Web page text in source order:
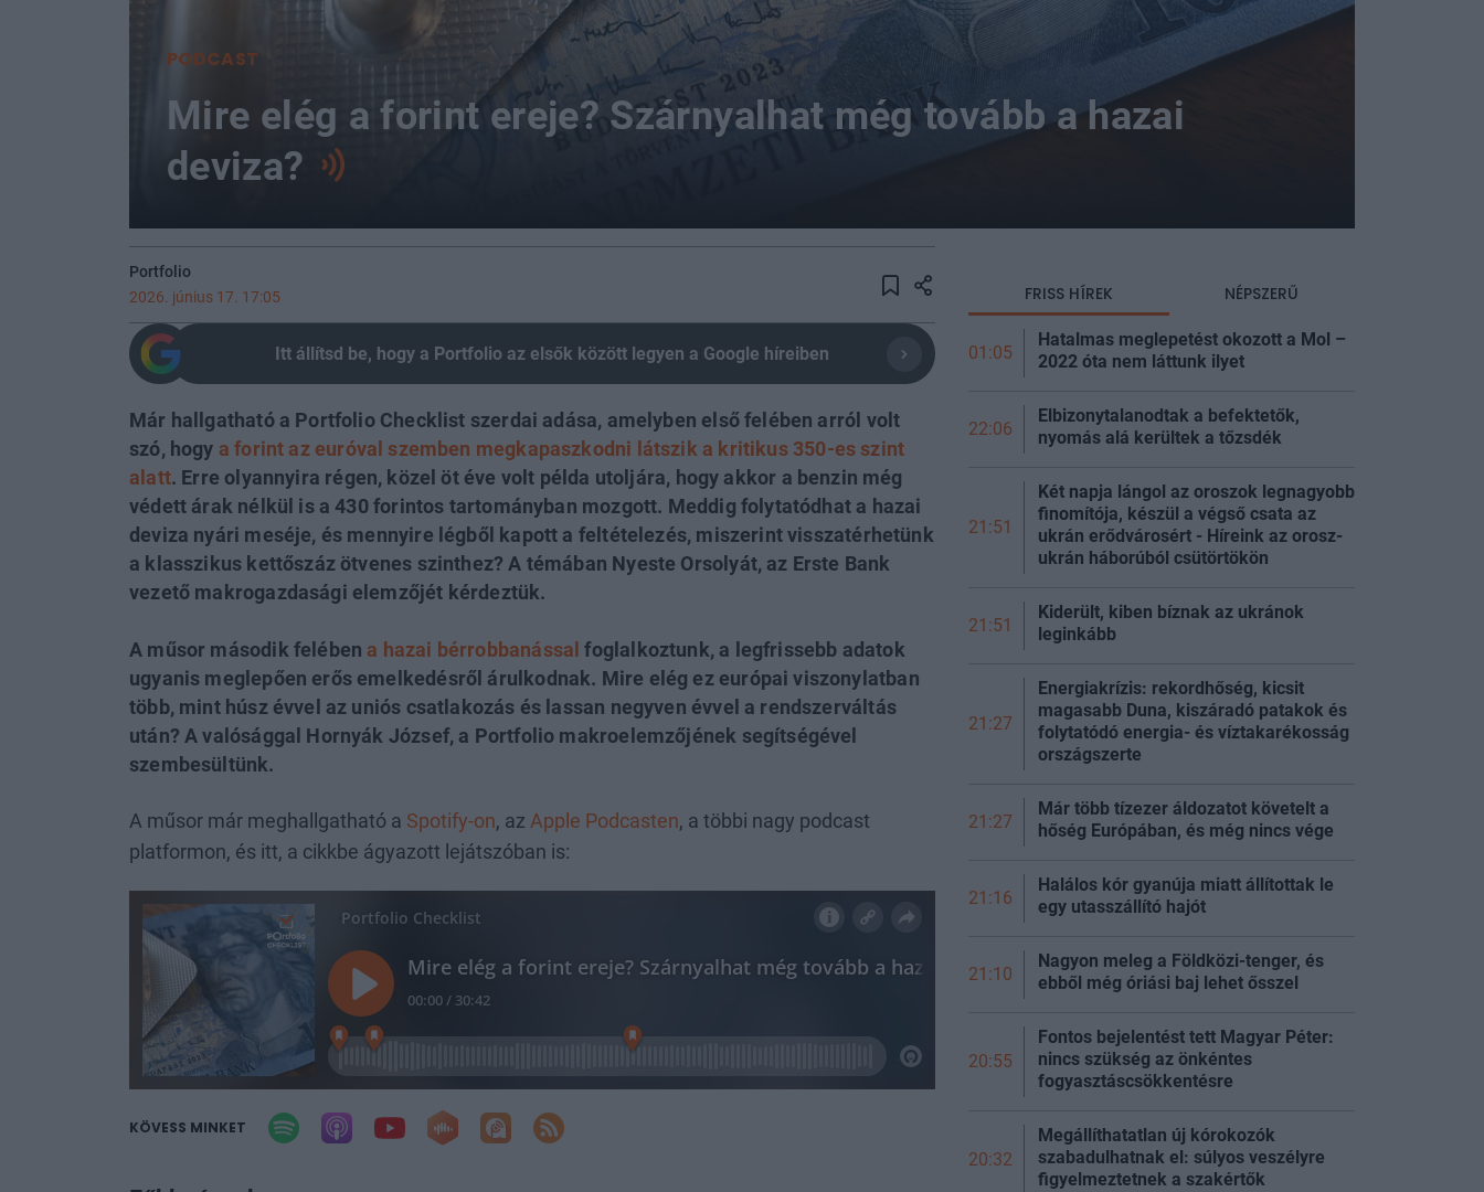
PODCAST
Mire elég a forint ereje? Szárnyalhat még tovább a hazai
deviza?
Portfolio
2026. június 17. 17:05
Itt állítsd be, hogy a Portfolio az elsők között legyen a Google híreiben
Már hallgatható a Portfolio Checklist szerdai adása, amelyben első felében arról volt
szó, hogy a forint az euróval szemben megkapaszkodni látszik a kritikus 350-es szint
alatt. Erre olyannyira régen, közel öt éve volt példa utoljára, hogy akkor a benzin még
védett árak nélkül is a 430 forintos tartományban mozgott. Meddig folytatódhat a hazai
deviza nyári meséje, és mennyire légből kapott a feltételezés, miszerint visszatérhetünk
a klasszikus kettőszáz ötvenes szinthez? A témában Nyeste Orsolyát, az Erste Bank
vezető makrogazdasági elemzőjét kérdeztük.
A műsor második felében a hazai bérrobbanással foglalkoztunk, a legfrissebb adatok
ugyanis meglepően erős emelkedésről árulkodnak. Mire elég ez európai viszonylatban
több, mint húsz évvel az uniós csatlakozás és lassan negyven évvel a rendszerváltás
után? A valósággal Hornyák József, a Portfolio makroelemzőjének segítségével
szembesültünk.
A műsor már meghallgatható a Spotify-on, az Apple Podcasten, a többi nagy podcast
platformon, és itt, a cikkbe ágyazott lejátszóban is:
KÖVESS MINKET
FRISS HÍREK NÉPSZERŰ
01:05
Hatalmas meglepetést okozott a Mol –
2022 óta nem láttunk ilyet
22:06
Elbizonytalanodtak a befektetők,
nyomás alá kerültek a tőzsdék
21:51
Két napja lángol az oroszok legnagyobb
finomítója, készül a végső csata az
ukrán erődvárosért - Híreink az orosz-
ukrán háborúból csütörtökön
21:51
Kiderült, kiben bíznak az ukránok
leginkább
21:27
Energiakrízis: rekordhőség, kicsit
magasabb Duna, kiszáradó patakok és
folytatódó energia- és víztakarékosság
országszerte
21:27
Már több tízezer áldozatot követelt a
hőség Európában, és még nincs vége
21:16
Halálos kór gyanúja miatt állítottak le
egy utasszállító hajót
21:10
Nagyon meleg a Földközi-tenger, és
ebből még óriási baj lehet ősszel
20:55
Fontos bejelentést tett Magyar Péter:
nincs szükség az önkéntes
fogyasztáscsökkentésre
20:32
Megállíthatatlan új kórokozók
szabadulhatnak el: súlyos veszélyre
figyelmeztetnek a szakértők